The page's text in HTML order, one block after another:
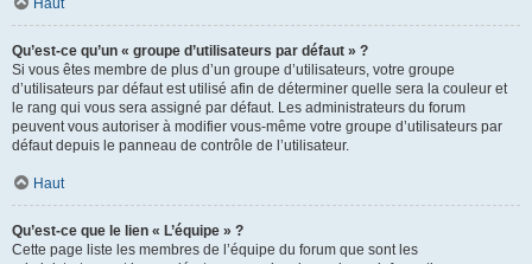
Haut
Qu’est-ce qu’un « groupe d’utilisateurs par défaut » ?
Si vous êtes membre de plus d’un groupe d’utilisateurs, votre groupe
d’utilisateurs par défaut est utilisé afin de déterminer quelle sera la couleur et
le rang qui vous sera assigné par défaut. Les administrateurs du forum
peuvent vous autoriser à modifier vous-même votre groupe d’utilisateurs par
défaut depuis le panneau de contrôle de l’utilisateur.
Haut
Qu’est-ce que le lien « L’équipe » ?
Cette page liste les membres de l’équipe du forum que sont les